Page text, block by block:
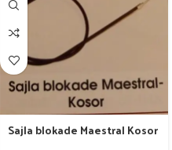
Sajla blokade Maestral Kosor